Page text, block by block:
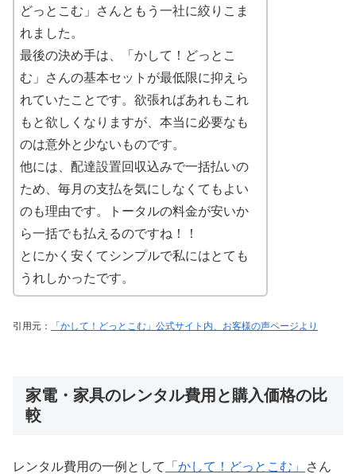
どっとこむ」さんともう一社に絞りこま
れました。
最後の決め手は、「かして！どっとこ
む」さんの基本セットが最低限に抑えら
れていたことです。欲張ればあれもこれ
もと欲しくなりますが、本当に必要なも
のは意外と少ないものです。
他には、配達設置回収込みで一括払いの
ため、毎月の支払を気にしなくてもよい
のも理由です。トータルの料金が安いか
ら一括でも払えるのですね！！
とにかく安くてシンプルで私にはとても
うれしかったです。
引用元： 「かして！どっとこむ」公式サイト内、お客様の声ページより
家電・家具のレンタル費用と購入価格の比
較
レンタル費用の一例として 「かして！どっとこむ」
さん